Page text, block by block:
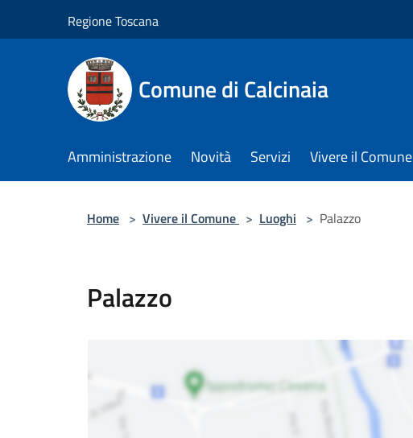
Regione Toscana
Comune di Calcinaia
Amministrazione Novità Servizi Vivere il Comune
Home > Vivere il Comune > Luoghi > Palazzo
Palazzo